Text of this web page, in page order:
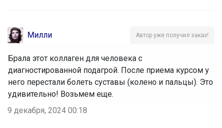
Милли Автор уже получил заказ!
Брала этот коллаген для человека с
диагностированной подагрой. После приема курсом у
него перестали болеть суставы (колено и пальцы). Это
удивительно! Возьмем еще.
9 декабря, 2024 00:18